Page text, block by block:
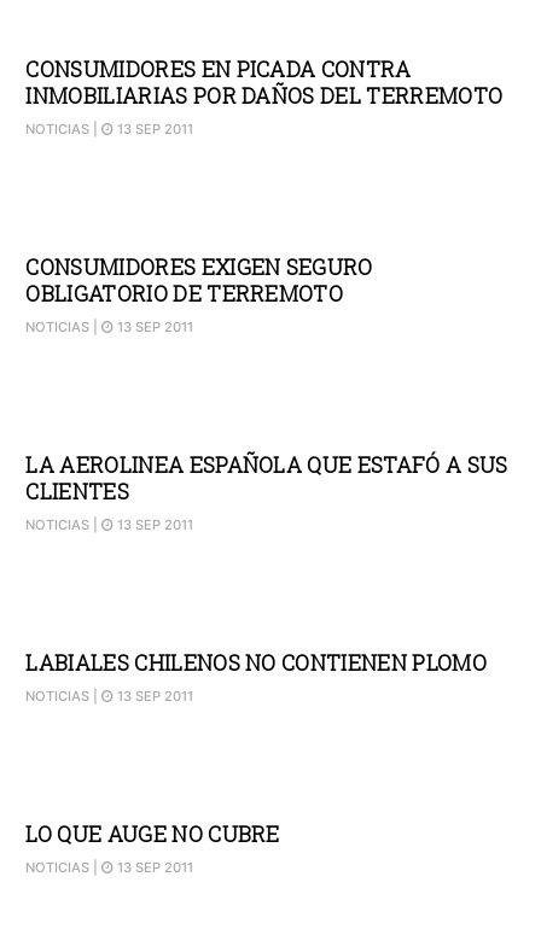
CONSUMIDORES EN PICADA CONTRA
INMOBILIARIAS POR DAÑOS DEL TERREMOTO
NOTICIAS | 13 SEP 2011
CONSUMIDORES EXIGEN SEGURO
OBLIGATORIO DE TERREMOTO
NOTICIAS | 13 SEP 2011
LA AEROLINEA ESPAÑOLA QUE ESTAFÓ A SUS
CLIENTES
NOTICIAS | 13 SEP 2011
LABIALES CHILENOS NO CONTIENEN PLOMO
NOTICIAS | 13 SEP 2011
LO QUE AUGE NO CUBRE
NOTICIAS | 13 SEP 2011